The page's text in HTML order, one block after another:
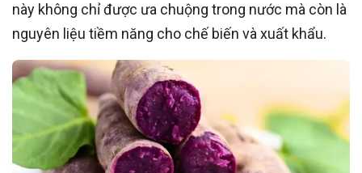
này không chỉ được ưa chuộng trong nước mà còn là
nguyên liệu tiềm năng cho chế biến và xuất khẩu.